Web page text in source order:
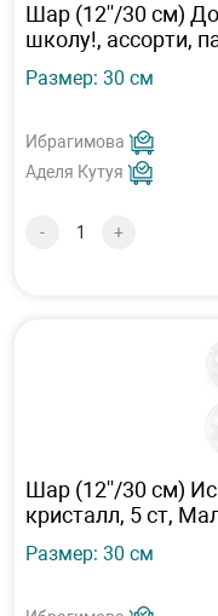
Шар (12''/30 см)
школу!, ассорти,
Размер: 30 см
Ибрагимова
Аделя Кутуя
- +
Шар (12''/30 см)
кристалл, 5 ст,
Размер: 30 см